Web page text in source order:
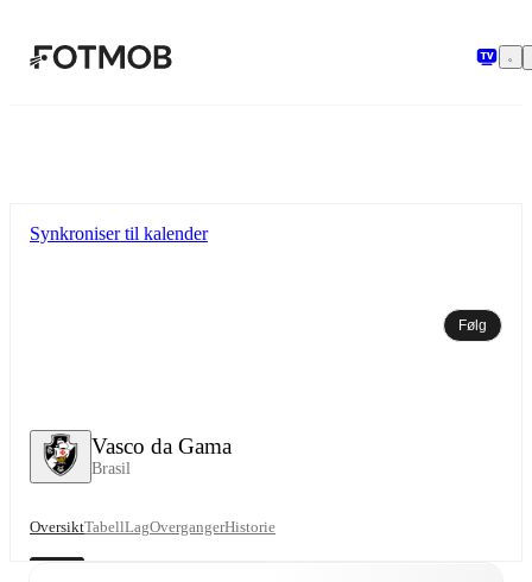
Vasco da Gama
Brasil
Synkroniser til kalender
Følg
OversiktTabellLagOvergangerHistorie